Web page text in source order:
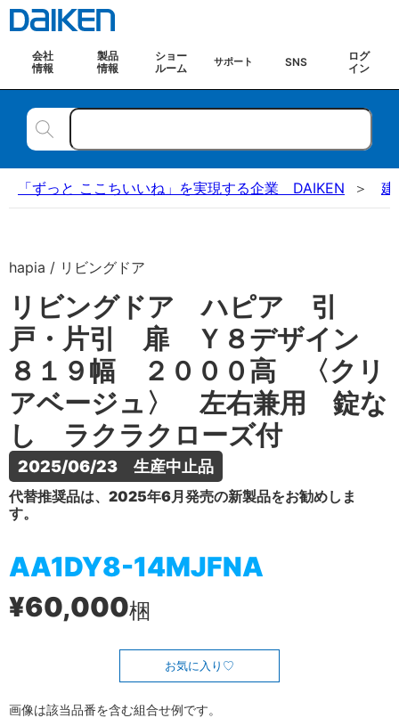
会社
情報
製品
情報
ショー
ルーム
サポート SNS
ログ
イン
「ずっと ここちいいね」を実現する企業 DAIKEN 建
hapia / リビングドア
リビングドア ハピア 引
戸・片引 扉 Ｙ８デザイン
８１９幅 ２０００高 〈クリ
アベージュ〉 左右兼用 錠な
し ラクラクローズ付
2025/06/23　生産中止品
代替推奨品は、2025年6月発売の新製品をお勧めしま
す。
AA1DY8-14MJFNA
¥60,000梱
お気に入り
画像は該当品番を含む組合せ例です。